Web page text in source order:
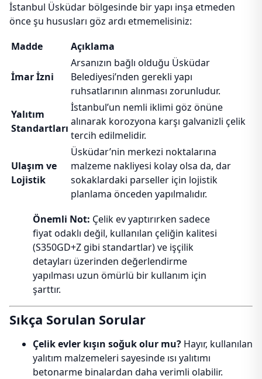
İstanbul Üsküdar bölgesinde bir yapı inşa etmeden
önce şu hususları göz ardı etmemelisiniz:
Madde
Açıklama
İmar İzni
Arsanızın bağlı olduğu Üsküdar
Belediyesi’nden gerekli yapı
ruhsatlarının alınması zorunludur.
Yalıtım
Standartları
İstanbul’un nemli iklimi göz önüne
alınarak korozyona karşı galvanizli çelik
tercih edilmelidir.
Ulaşım ve
Lojistik
Üsküdar’nin merkezi noktalarına
malzeme nakliyesi kolay olsa da, dar
sokaklardaki parseller için lojistik
planlama önceden yapılmalıdır.
Önemli Not: Çelik ev yaptırırken sadece
fiyat odaklı değil, kullanılan çeliğin kalitesi
(S350GD+Z gibi standartlar) ve işçilik
detayları üzerinden değerlendirme
yapılması uzun ömürlü bir kullanım için
şarttır.
Sıkça Sorulan Sorular
Çelik evler kışın soğuk olur mu? Hayır, kullanılan
yalıtım malzemeleri sayesinde ısı yalıtımı
betonarme binalardan daha verimli olabilir.